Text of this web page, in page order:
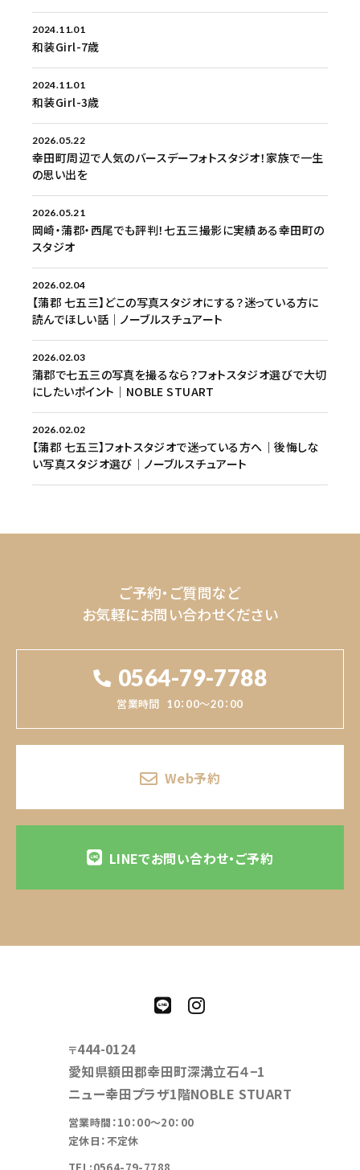
2024.11.01
和装Girl-7歳
2024.11.01
和装Girl-3歳
2026.05.22
幸田町周辺で人気のバースデーフォトスタジオ！家族で一生
の思い出を
2026.05.21
岡崎・蒲郡・西尾でも評判！七五三撮影に実績ある幸田町の
スタジオ
2026.02.04
【蒲郡 七五三】どこの写真スタジオにする？迷っている方に
読んでほしい話│ノーブルスチュアート
2026.02.03
蒲郡で七五三の写真を撮るなら？フォトスタジオ選びで大切
にしたいポイント│NOBLE STUART
2026.02.02
【蒲郡 七五三】フォトスタジオで迷っている方へ｜後悔しな
い写真スタジオ選び│ノーブルスチュアート
ご予約・ご質問など
お気軽にお問い合わせください
0564-79-7788
営業時間 10：00～20：00
Web予約
LINEでお問い合わせ・ご予約
〒444-0124
愛知県額田郡幸田町深溝立石４−1
ニュー幸田プラザ1階NOBLE STUART
営業時間：10：00～20：00
定休日：不定休